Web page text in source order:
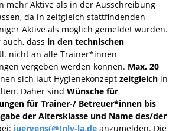
mehr Aktive als in der Ausschreibung
da in zeitgleich stattfindenden
Aktive als möglich gemeldet wurden.
dass in den technischen
nicht an alle Trainer*innen
vergeben werden können. Max. 20
sich laut Hygienekonzept zeitgleich in
Daher sind Wünsche für
für Trainer-/ Betreuer*innen bis
der Altersklasse und Name des/der
juergens(@)nlv-la.de anzumelden. Die